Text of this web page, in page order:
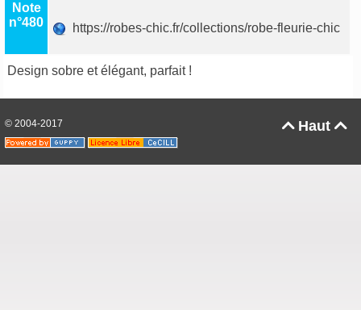
Note
n°480
https://robes-chic.fr/collections/robe-fleurie-chic
Design sobre et élégant, parfait !
Haut 
© 2004-2017